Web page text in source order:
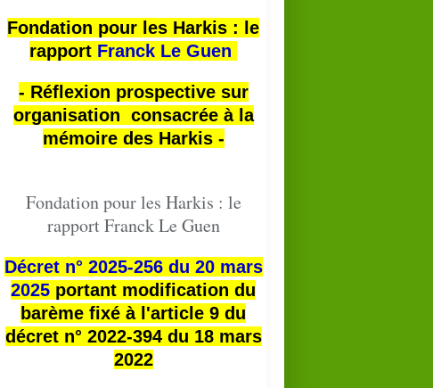
Fondation pour les Harkis : le
rapport Franck Le Guen
- Réflexion prospective sur
organisation consacrée à la
mémoire des Harkis -
Fondation pour les Harkis : le
rapport Franck Le Guen
Décret n° 2025-256 du 20 mars
2025 portant modification du
barème fixé à l'article 9 du
décret n° 2022-394 du 18 mars
2022